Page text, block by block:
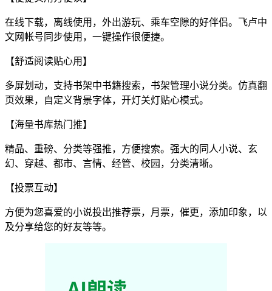
在线下载，离线使用，外出游玩、乘车空隙的好伴侣。飞卢中
文网帐号同步使用，一键操作很便捷。
【舒适阅读贴心用】
多屏划动，支持书架中书籍搜索，书架管理小说分类。仿真翻
页效果，自定义背景字体，开灯关灯贴心模式。
【海量书库热门推】
精品、重磅、分类等强推，方便搜索。强大的同人小说、玄
幻、穿越、都市、言情、经管、校园，分类清晰。
【投票互动】
方便为您喜爱的小说投出推荐票，月票，催更，添加印象，以
及分享给您的好友等等。